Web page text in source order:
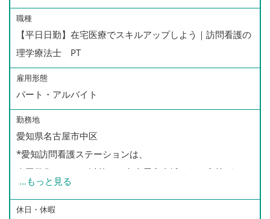
職種
【平日日勤】在宅医療でスキルアップしよう｜訪問看護の
理学療法士 PT
雇用形態
パート・アルバイト
勤務地
愛知県名古屋市中区
*愛知訪問看護ステーションは、
今回募集のエリア以外に、名古屋市全域、あま市等が
訪問担当エリアとなっております。
その他のエリア訪問も可能な方も、
...もっと見る
休日・休暇